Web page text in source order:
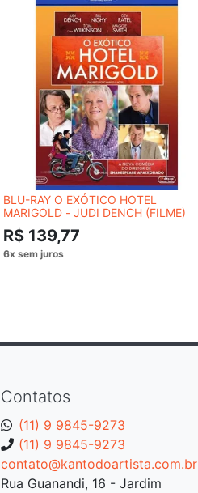
BLU-RAY O EXÓTICO HOTEL
MARIGOLD - JUDI DENCH (FILME)
R$ 139,77
Contatos
(11) 9 9845-9273
(11) 9 9845-9273
contato@kantodoartista.com.br
Rua Guanandi, 16 - Jardim